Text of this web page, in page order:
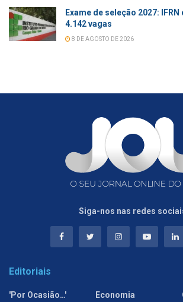
Exame de seleção 2027:
4.142 vagas
8 DE AGOSTO DE 2026
Siga-nos nas redes
Editoriais
'Por Ocasião…'
Economia